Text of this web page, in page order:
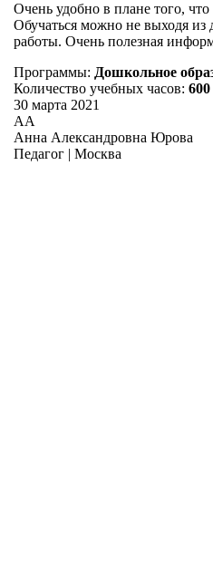
Очень удобно в плане того,
Обучаться можно не выходя из
работы. Очень полезная
Программы: Дошкольное
Количество учебных часов: 600
30 марта 2021
АА
Анна Александровна Юрова
Педагог | Москва